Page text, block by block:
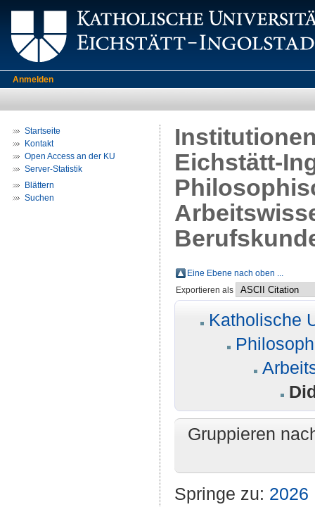
Anmelden
Startseite
Kontakt
Open Access an der KU
Server-Statistik
Blättern
Suchen
Eichstätt-
Eine Ebene nach oben ...
Exportieren als
Katholische
Gruppieren
Springe zu: 2026